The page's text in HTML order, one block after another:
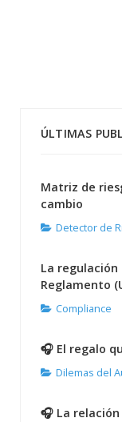
ÚLTIMAS
Matriz de
cambio
Detector de
La
Reglamento
Compliance
🎧 El regalo
Dilemas del
🎧 La